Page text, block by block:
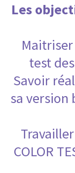
Les
test
Savoir
sa
COLOR